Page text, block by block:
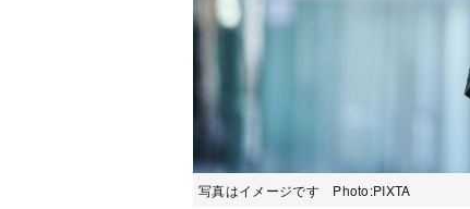
写真はイメージです Photo:PIXTA